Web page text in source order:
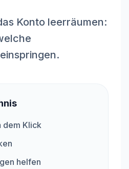
Konto leerräumen:
dem Klick
helfen